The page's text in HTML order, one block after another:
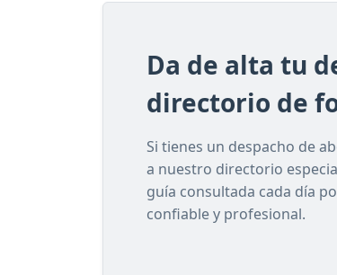
Da de alta tu
directorio de
Si tienes un despacho de
a nuestro directorio
guía consultada cada día
confiable y profesional.